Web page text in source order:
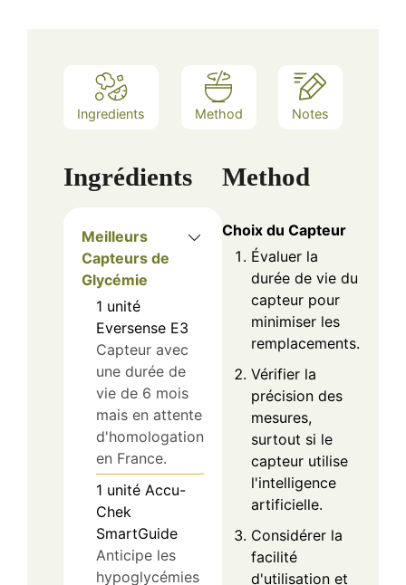
Ingredients Method Notes
Ingrédients
Meilleurs
Capteurs de
Glycémie
1 unité
Eversense E3
Capteur avec
une durée de
vie de 6 mois
mais en attente
d'homologation
en France.
1 unité Accu-
Chek
SmartGuide
Anticipe les
hypoglycémies
Method
Choix du Capteur
Évaluer la
durée de vie du
capteur pour
minimiser les
remplacements.
Vérifier la
précision des
mesures,
surtout si le
capteur utilise
l'intelligence
artificielle.
Considérer la
facilité
d'utilisation et